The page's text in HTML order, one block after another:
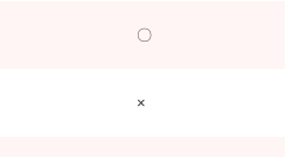
〇
×